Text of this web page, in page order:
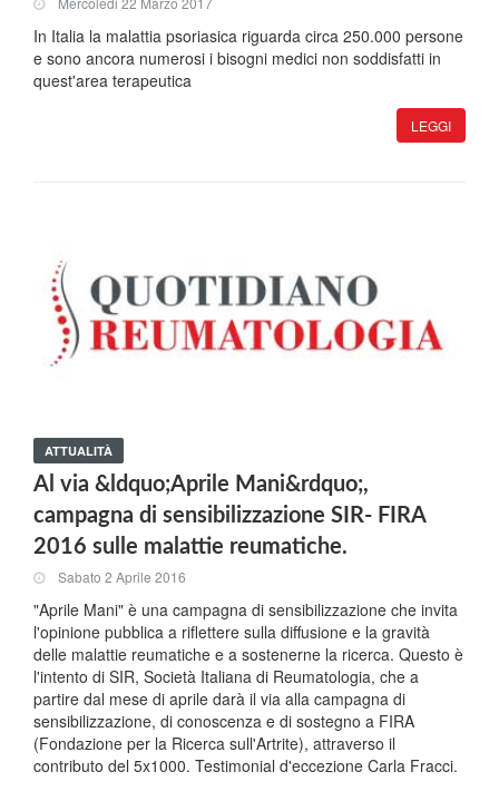
In Italia la malattia psoriasica riguarda circa 250.000 persone
e sono ancora numerosi i bisogni medici non soddisfatti in
quest'area terapeutica
LEGGI
ATTUALITÀ
Al via &ldquo;Aprile Mani&rdquo;,
campagna di sensibilizzazione SIR- FIRA
2016 sulle malattie reumatiche.
Sabato 2 Aprile 2016
"Aprile Mani" è una campagna di sensibilizzazione che invita
l'opinione pubblica a riflettere sulla diffusione e la gravità
delle malattie reumatiche e a sostenerne la ricerca. Questo è
l'intento di SIR, Società Italiana di Reumatologia, che a
partire dal mese di aprile darà il via alla campagna di
sensibilizzazione, di conoscenza e di sostegno a FIRA
(Fondazione per la Ricerca sull'Artrite), attraverso il
contributo del 5x1000. Testimonial d'eccezione Carla Fracci.